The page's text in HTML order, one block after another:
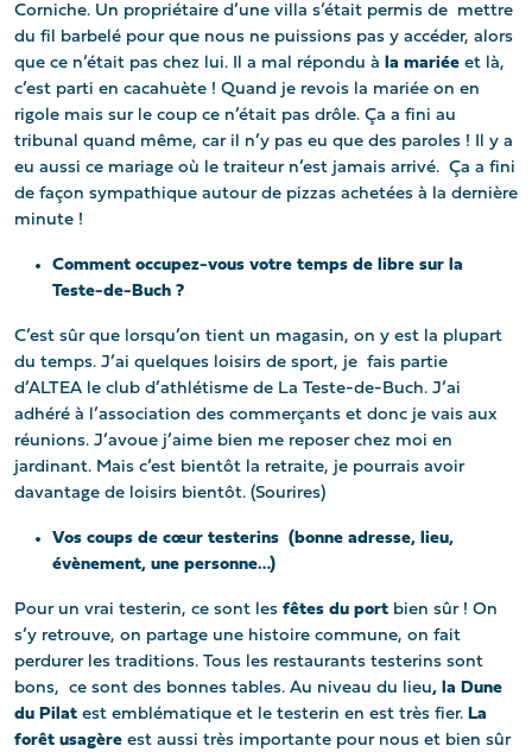
Corniche. Un propriétaire d’une villa s’était permis de mettre
du fil barbelé pour que nous ne puissions pas y accéder, alors
que ce n’était pas chez lui. Il a mal répondu à la mariée et là,
c’est parti en cacahuète ! Quand je revois la mariée on en
rigole mais sur le coup ce n’était pas drôle. Ça a fini au
tribunal quand même, car il n’y pas eu que des paroles ! Il y a
eu aussi ce mariage où le traiteur n’est jamais arrivé. Ça a fini
de façon sympathique autour de pizzas achetées à la dernière
minute !
Comment occupez-vous votre temps de libre sur la
Teste-de-Buch ?
C’est sûr que lorsqu’on tient un magasin, on y est la plupart
du temps. J’ai quelques loisirs de sport, je fais partie
d’ALTEA le club d’athlétisme de La Teste-de-Buch. J’ai
adhéré à l’association des commerçants et donc je vais aux
réunions. J’avoue j’aime bien me reposer chez moi en
jardinant. Mais c’est bientôt la retraite, je pourrais avoir
davantage de loisirs bientôt. (Sourires)
Vos coups de cœur testerins (bonne adresse, lieu,
évènement, une personne…)
Pour un vrai testerin, ce sont les fêtes du port bien sûr ! On
s’y retrouve, on partage une histoire commune, on fait
perdurer les traditions. Tous les restaurants testerins sont
bons, ce sont des bonnes tables. Au niveau du lieu, la Dune
du Pilat est emblématique et le testerin en est très fier. La
forêt usagère est aussi très importante pour nous et bien sûr